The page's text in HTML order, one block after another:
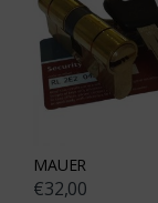
MAUER
€32,00